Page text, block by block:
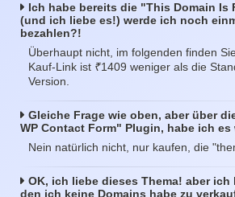
Ich habe bereits die "This Domain Is
(und ich liebe es!) werde ich noch
bezahlen?!
Überhaupt nicht, im folgenden finden
Kauf-Link ist ₹1409 weniger als die
Version.
Gleiche Frage wie oben, aber über
WP Contact Form" Plugin, habe ich es
Nein natürlich nicht, nur kaufen, die
OK, ich liebe dieses Thema! aber ich
den ich keine Domains habe zu